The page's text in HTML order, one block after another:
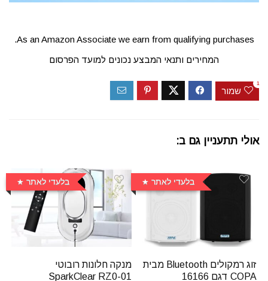
As an Amazon Associate we earn from qualifying purchases.
המחירים ותנאי המבצע נכונים למועד הפרסום
שמור
1
אולי תתעניין גם ב:
בלעדי לאתר
זוג רמקולים Bluetooth מבית
COPA דגם 16166
בלעדי לאתר
מנקה חלונות רובוטי
SparkClear RZ0-01